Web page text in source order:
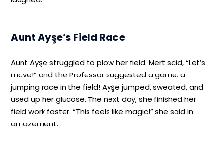
Aunt Ayşe’s Field Race
Aunt Ayşe struggled to plow her field. Mert said, “Let’s
move!” and the Professor suggested a game: a
jumping race in the field! Ayşe jumped, sweated, and
used up her glucose. The next day, she finished her
field work faster. “This feels like magic!” she said in
amazement.